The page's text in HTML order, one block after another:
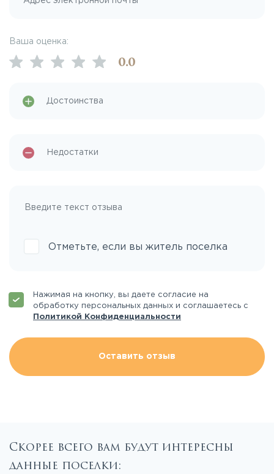
Ваша оценка:
0.0
Отметьте, если вы житель поселка
Нажимая на кнопку, вы даете согласие на
обработку персональных данных и соглашаетесь с
Политикой Конфиденциальности
Оставить отзыв
Скорее всего вам будут интересны
данные поселки: